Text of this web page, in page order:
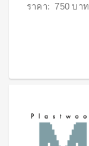
ราคา: 750 บาท